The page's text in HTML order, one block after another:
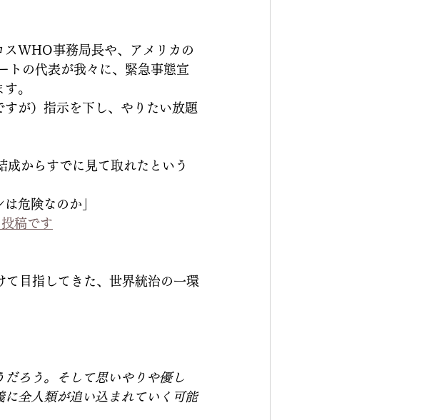
スWHO事務局長や、アメリカの
トの代表が我々に、緊急事態宣
。
が）指示を下し、やりたい放題
成からすでに見て取れたという
危険なのか」
稿です
て目指してきた、世界統治の一環
ろう。そして思いやりや優し
全人類が追い込まれていく可能